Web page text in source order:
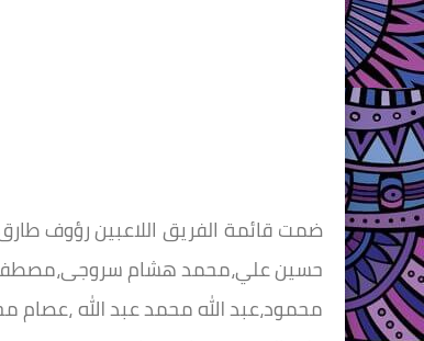
ضمت قائمة الفريق اللاعبين رؤوف
حسين علي،محمد هشام سروجى،مصطفي
محمود،عبد الله محمد عبد الله